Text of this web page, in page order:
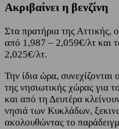
Ακριβαίνει η βενζίνη
Στα πρατήρια της Αττικής,
από 1,987 – 2,059€/λτ και
2,025€/λτ.
Την ίδια ώρα, συνεχίζονται
της νησιωτικής χώρας για
και από τη Δευτέρα
νησιά των Κυκλάδων,
ακολουθώντας το